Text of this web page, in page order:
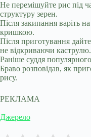
Не перемішуйте рис під
структуру зерен.
Після закипання варіть
кришкою.
Після приготування
не відкриваючи каструлю.
Раніше суддя
Браво розповідав, як
рису.
РЕКЛАМА
Джерело